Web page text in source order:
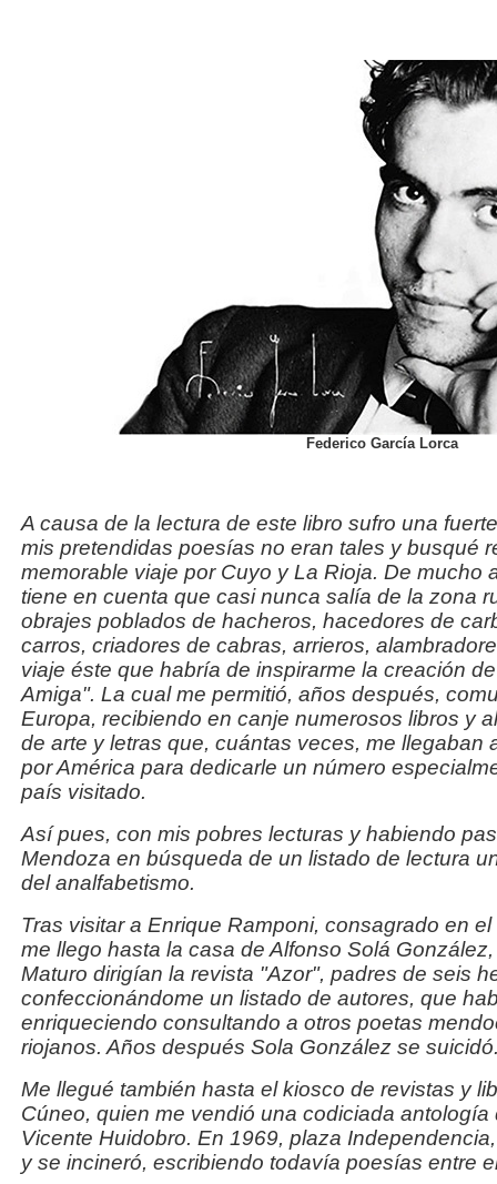
Federico García Lorca
A causa de la lectura de este libro sufro una
mis pretendidas poesías no eran tales y busqué
memorable viaje por Cuyo y La Rioja. De mucho
tiene en cuenta que casi nunca salía de la zona
obrajes poblados de hacheros, hacedores de
carros, criadores de cabras, arrieros,
viaje éste que habría de inspirarme la creación
Amiga". La cual me permitió, años después,
Europa, recibiendo en canje numerosos libros y
de arte y letras que, cuántas veces, me llegaban
por América para dedicarle un número
país visitado.
Así pues, con mis pobres lecturas y habiendo
Mendoza en búsqueda de un listado de lectura
del analfabetismo.
Tras visitar a Enrique Ramponi, consagrado en
me llego hasta la casa de Alfonso Solá
Maturo dirigían la revista "Azor", padres de seis
confeccionándome un listado de autores, que
enriqueciendo consultando a otros poetas
riojanos. Años después Sola González se
Me llegué también hasta el kiosco de revistas y
Cúneo, quien me vendió una codiciada
Vicente Huidobro. En 1969, plaza
y se incineró, escribiendo todavía poesías entre